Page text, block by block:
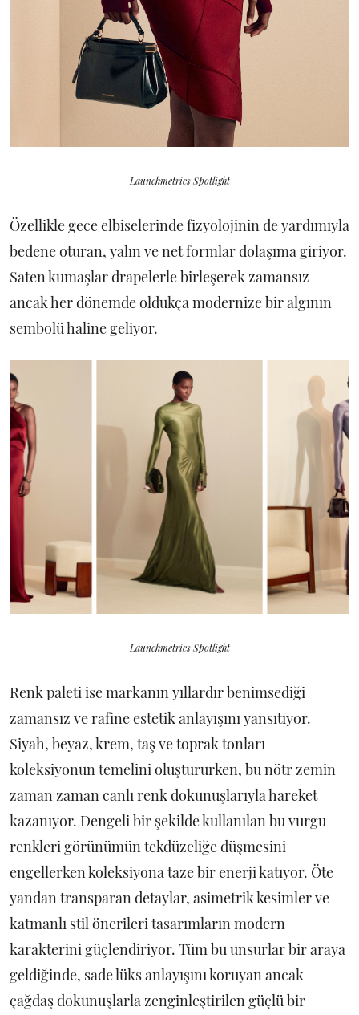
Launchmetrics Spotlight
Özellikle gece elbiselerinde fizyolojinin de yardımıyla
bedene oturan, yalın ve net formlar dolaşıma giriyor.
Saten kumaşlar drapelerle birleşerek zamansız
ancak her dönemde oldukça modernize bir algının
sembolü haline geliyor.
Launchmetrics Spotlight
Renk paleti ise markanın yıllardır benimsediği
zamansız ve rafine estetik anlayışını yansıtıyor.
Siyah, beyaz, krem, taş ve toprak tonları
koleksiyonun temelini oluştururken, bu nötr zemin
zaman zaman canlı renk dokunuşlarıyla hareket
kazanıyor. Dengeli bir şekilde kullanılan bu vurgu
renkleri görünümün tekdüzeliğe düşmesini
engellerken koleksiyona taze bir enerji katıyor. Öte
yandan transparan detaylar, asimetrik kesimler ve
katmanlı stil önerileri tasarımların modern
karakterini güçlendiriyor. Tüm bu unsurlar bir araya
geldiğinde, sade lüks anlayışını koruyan ancak
çağdaş dokunuşlarla zenginleştirilen güçlü bir